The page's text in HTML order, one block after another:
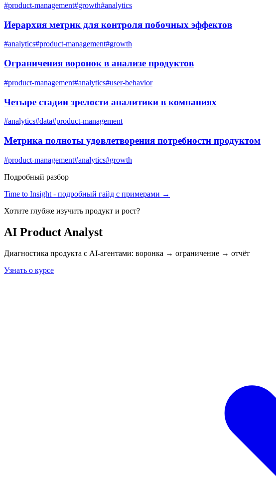
#product-management#growth#analytics
Иерархия метрик для контроля побочных эффектов
#analytics#product-management#growth
Ограничения воронок в анализе продуктов
#product-management#analytics#user-behavior
Четыре стадии зрелости аналитики в компаниях
#analytics#data#product-management
Метрика полноты удовлетворения потребности продуктом
#product-management#analytics#growth
Подробный разбор
Time to Insight - подробный гайд с примерами →
Хотите глубже изучить продукт и рост?
AI Product Analyst
Диагностика продукта с AI-агентами: воронка → ограничение → отчёт
Узнать о курсе